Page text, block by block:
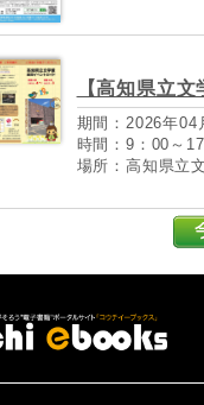
【高知県立
期間：2026年04
時間：9：00～
場所：高知県立